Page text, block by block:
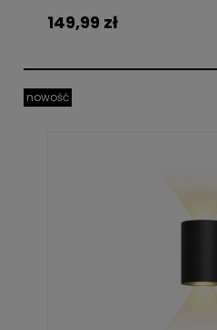
149,99 zł
nowość